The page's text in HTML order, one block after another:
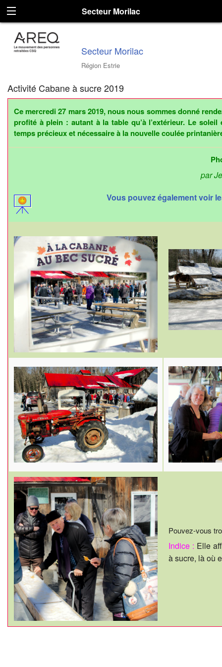
Secteur Morilac
Secteur Morilac
Région Estrie
Activité Cabane à sucre 2019
Ce mercredi 27 mars 2019, nous nous sommes donné
profité à plein : autant à la table qu’à l’extérieur. Le soleil
temps précieuxet nécessaire à la nouvelle coulée
par
Vous pouvez également voir
Pouvez-vous
Indice : Elle
à sucre, là où